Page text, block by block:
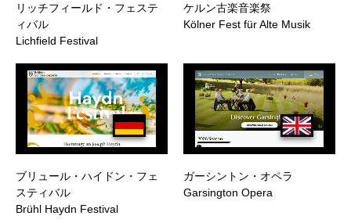
リッチフィールド・フェステ
ィバル
Lichfield Festival
ケルン古楽音楽祭
Kölner Fest für Alte Musik
ブリュール・ハイドン・フェ
スティバル
Brühl Haydn Festival
ガーシントン・オペラ
Garsington Opera